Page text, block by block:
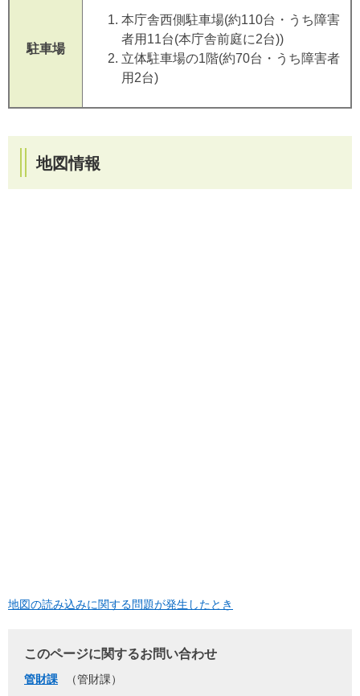
駐車場
本庁舎西側駐車場(約110台・うち障害
者用11台(本庁舎前庭に2台))
立体駐車場の1階(約70台・うち障害者
用2台)
地図情報
地図の読み込みに関する問題が発生したとき
このページに関するお問い合わせ
管財課
管財課